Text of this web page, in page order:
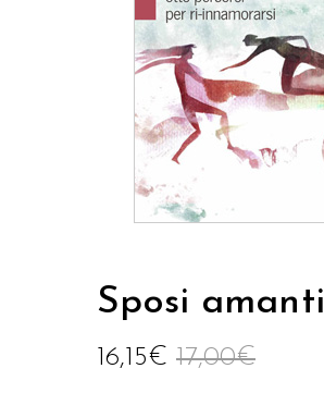
Sposi amanti
17,00€
16,15€